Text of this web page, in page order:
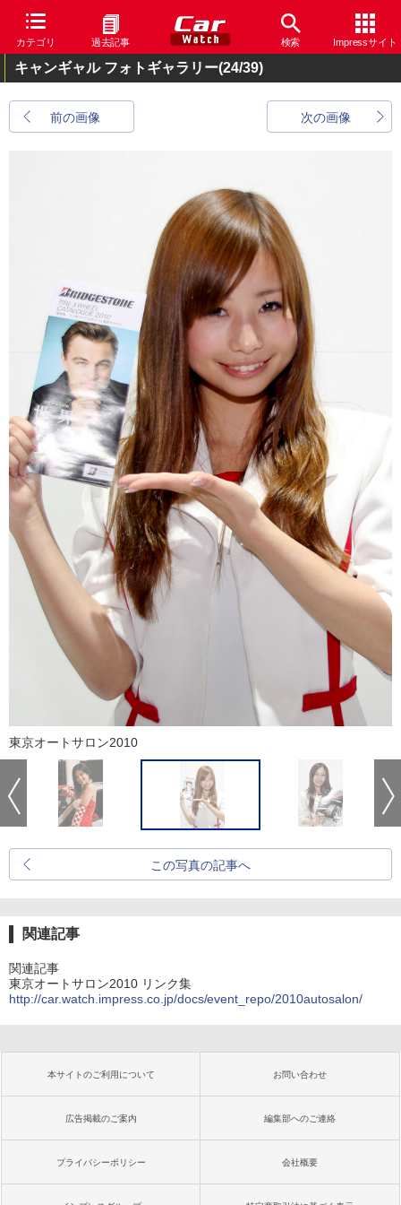
カテゴリ 過去記事 検索 Impressサイト
キャンギャル フォトギャラリー(24/39)
前の画像 次の画像
東京オートサロン2010
この写真の記事へ
関連記事
関連記事
東京オートサロン2010 リンク集
http://car.watch.impress.co.jp/docs/event_repo/2010autosalon/
本サイトのご利用について お問い合わせ
広告掲載のご案内 編集部へのご連絡
プライバシーポリシー 会社概要